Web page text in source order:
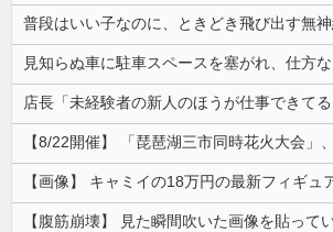
【腹筋崩壊】 見た瞬間吹いた画像を貼って